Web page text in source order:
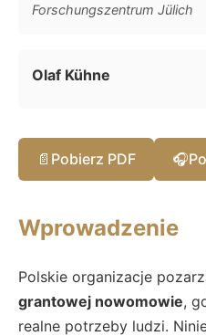
Forschungszentrum Jülich
Olaf Kühne
📄 Pobierz PDF 🎧
Wprowadzenie
Polskie organizacje
grantowej nowomowie,
realne potrzeby ludzi.